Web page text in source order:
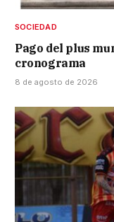
SOCIEDAD
Pago del plus
cronograma
8 de agosto de 2026